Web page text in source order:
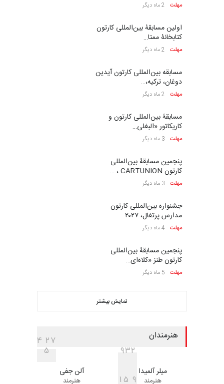
مهلت 24 روز دیگر
یازدهمین مسابقۀ بین‌المللی
کارتون «حیوانات»،…
مهلت 24 روز دیگر
سومین نمایشگاه بین‌المللی
کاریکاتور شنگژو، چ…
مهلت 25 روز دیگر
بیست‌و‌یکمین جشنواره
بین‌المللی کارتون سولین…
مهلت 25 روز دیگر
نمایشگاه بین المللی کارتون”
پرواز پروانه ها …
مهلت 26 روز دیگر
سی و هشتمین مسابقۀ
بین‌المللی کارتون اولنس، …
مهلت حدود یک ماه دیگر
بیست و سومین مسابقۀ
بین‌المللی کمکی و کارتون…
مهلت 2 ماه دیگر
نهمین مسابقۀ بین‌المللی کارتون
اولین مسابقۀ بین‌المللی کارتون